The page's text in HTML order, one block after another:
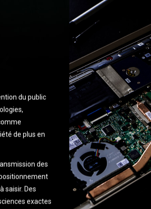
du public
de plus en
des
saisir. Des
exactes